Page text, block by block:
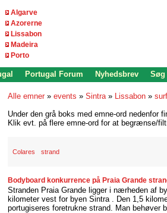
Algarve
Azorerne
Lissabon
Madeira
Porto
Portugal Forum Nyhedsbrev Søg
Alle emner » events » Sintra» Lissabon »
Under den grå boks med emne-ord nedenfor
Klik evt. på flere emne-ord for at begrænse/
Colares strand
Bodyboard konkurrence på Praia Grande
Stranden Praia Grande ligger i nærheden af
kilometer vest for byen Sintra . Den 1,5
portugiseres foretrukne strand. Man